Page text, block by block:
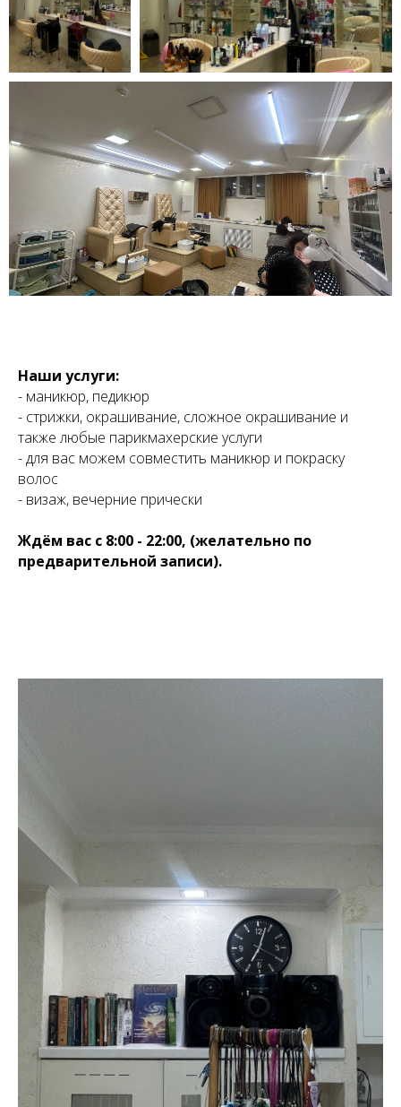
Наши услуги:
- маникюр, педикюр
- стрижки, окрашивание, сложное окрашивание и
также любые парикмахерские услуги
- для вас можем совместить маникюр и покраску
волос
- визаж, вечерние прически
Ждём вас с 8:00 - 22:00, (желательно по
предварительной записи).